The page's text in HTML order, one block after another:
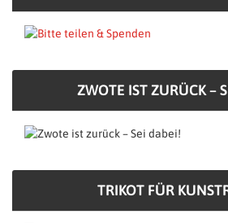
ZWOTE IST ZURÜCK –
TRIKOT FÜR